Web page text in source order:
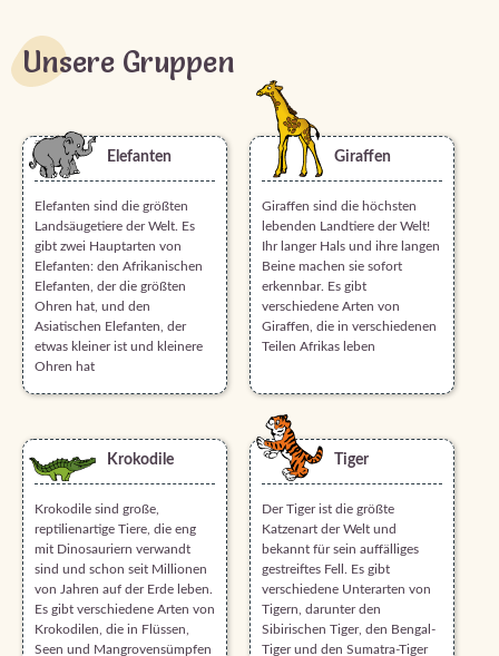
Unsere Gruppen
Elefanten
Elefanten sind die größten
Landsäugetiere der Welt. Es
gibt zwei Hauptarten von
Elefanten: den Afrikanischen
Elefanten, der die größten
Ohren hat, und den
Asiatischen Elefanten, der
etwas kleiner ist und kleinere
Ohren hat
Giraffen
Giraffen sind die höchsten
lebenden Landtiere der Welt!
Ihr langer Hals und ihre langen
Beine machen sie sofort
erkennbar. Es gibt
verschiedene Arten von
Giraffen, die in verschiedenen
Teilen Afrikas leben
Krokodile
Krokodile sind große,
reptilienartige Tiere, die eng
mit Dinosauriern verwandt
sind und schon seit Millionen
von Jahren auf der Erde leben.
Es gibt verschiedene Arten von
Krokodilen, die in Flüssen,
Seen und Mangrovensümpfen
Tiger
Der Tiger ist die größte
Katzenart der Welt und
bekannt für sein auffälliges
gestreiftes Fell. Es gibt
verschiedene Unterarten von
Tigern, darunter den
Sibirischen Tiger, den Bengal-
Tiger und den Sumatra-Tiger